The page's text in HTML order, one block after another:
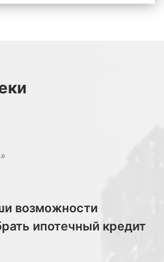
возможности
ипотечный кредит